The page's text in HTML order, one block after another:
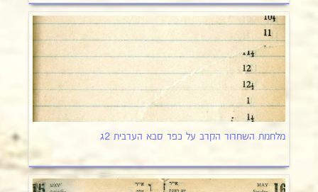
מלחמת השחרור הקרב על כפר סבא הערבית 2ג